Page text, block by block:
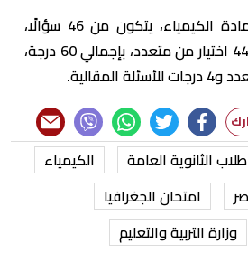
وأوضحت أن امتحان مادة الكيمياء، يتكون من 46 سؤالًا،
منها 2 سؤال مقالي و44 اختيار من متعدد، بإجمالي 60 درجة،
طلاب الثانوية العامة
الكيمياء
امتحان الجغرافيا
وزارة التربية والتعليم